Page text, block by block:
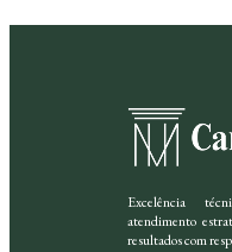
Excelência
atendimento
resultados com